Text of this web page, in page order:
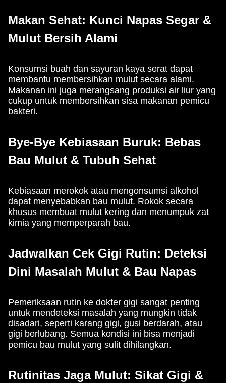
Makan Sehat: Kunci Napas Segar &
Mulut Bersih Alami
Konsumsi buah dan sayuran kaya serat dapat
membantu membersihkan mulut secara alami.
Makanan ini juga merangsang produksi air liur yang
cukup untuk membersihkan sisa makanan pemicu
bakteri.
Bye-Bye Kebiasaan Buruk: Bebas
Bau Mulut & Tubuh Sehat
Kebiasaan merokok atau mengonsumsi alkohol
dapat menyebabkan bau mulut. Rokok secara
khusus membuat mulut kering dan menumpuk zat
kimia yang memperparah bau.
Jadwalkan Cek Gigi Rutin: Deteksi
Dini Masalah Mulut & Bau Napas
Pemeriksaan rutin ke dokter gigi sangat penting
untuk mendeteksi masalah yang mungkin tidak
disadari, seperti karang gigi, gusi berdarah, atau
gigi berlubang. Semua kondisi ini bisa menjadi
pemicu bau mulut yang sulit dihilangkan.
Rutinitas Jaga Mulut: Sikat Gigi &